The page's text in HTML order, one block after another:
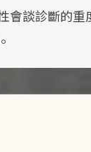
會談診斷的